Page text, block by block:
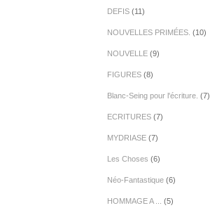
DEFIS(11)
NOUVELLES PRIMÉES. (10)
NOUVELLE(9)
FIGURES(8)
Blanc-Seing pour l'écriture. (7)
ECRITURES(7)
MYDRIASE(7)
Les Choses (6)
Néo-Fantastique(6)
HOMMAGE A ... (5)